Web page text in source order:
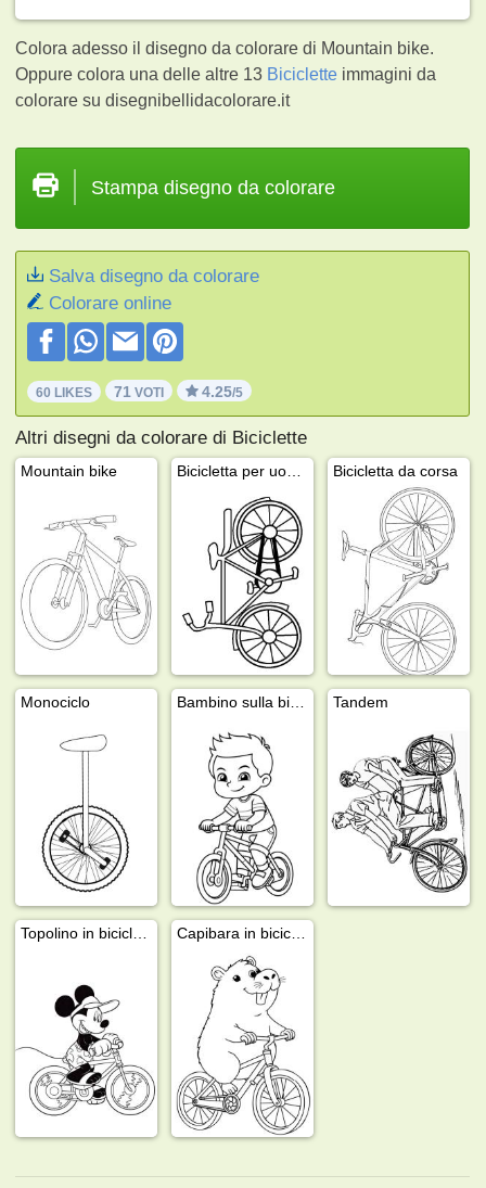
Colora adesso il disegno da colorare di Mountain bike.
Oppure colora una delle altre 13 Biciclette immagini da
colorare su disegnibellidacolorare.it
Stampa disegno da colorare
Salva disegno da colorare
Colorare online
60 LIKES 71 VOTI 4.25/5
Altri disegni da colorare di Biciclette
Mountain bike Bicicletta da corsa
Monociclo Tandem